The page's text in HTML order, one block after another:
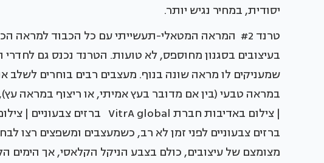
יסודית, במחיר נגיש יותר.
טרנד #2 המראה המטאלי-תעשייתי עם כל הכבוד
בעיצובים בסגנון מחוספס, לא טועות. הטרנד נכנס גם לחדרי
שמעניקים לו מראה שונה בנוף. מעצבים רבים בוחרים
במראה טבעי (בין אם מדובר בעץ אמיתי, או ריצוף במראה
ברזים צבעוניים לפני זמן לא רב, כשמעצבים ומשפצים רצו
מצומצם של עיצובים, כולם בצבע הניקל הקלאסי, אך הימים